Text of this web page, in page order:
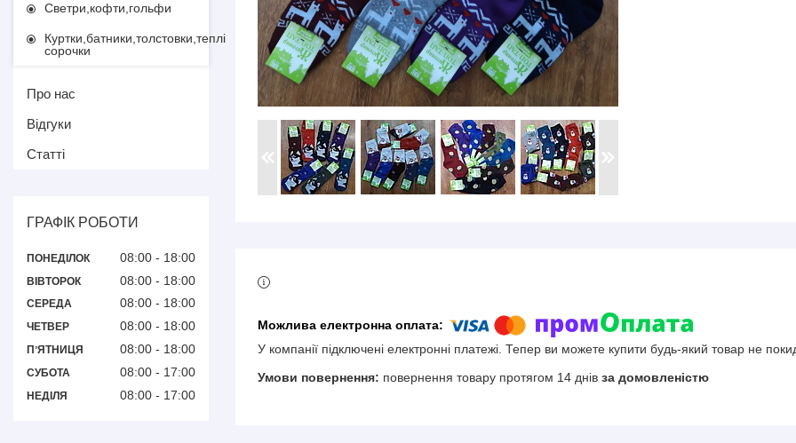
У компанії підключені електронні платежі. Тепер ви можете купити будь-який товар не
повернення товару протягом 14 днів за домовленістю
Светри,кофти,гольфи
Куртки,батники,толстовки,теплі
сорочки
Про нас
Відгуки
Статті
ГРАФІК РОБОТИ
ПОНЕДІЛОК 08:00 18:00
ВІВТОРОК 08:00 18:00
СЕРЕДА 08:00 18:00
ЧЕТВЕР 08:00 18:00
ПʼЯТНИЦЯ 08:00 18:00
СУБОТА 08:00 17:00
НЕДІЛЯ 08:00 17:00